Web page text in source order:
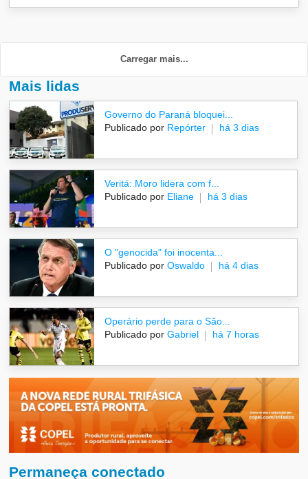
Carregar mais...
Mais lidas
Governo do Paraná bloquei...
Publicado por Repórter há 3 dias
Veritá: Moro lidera com f...
Publicado por Eliane há 3 dias
O "genocida" foi inocenta...
Publicado por Oswaldo há 4 dias
Operário perde para o São...
Publicado por Gabriel há 7 horas
Permaneça conectado